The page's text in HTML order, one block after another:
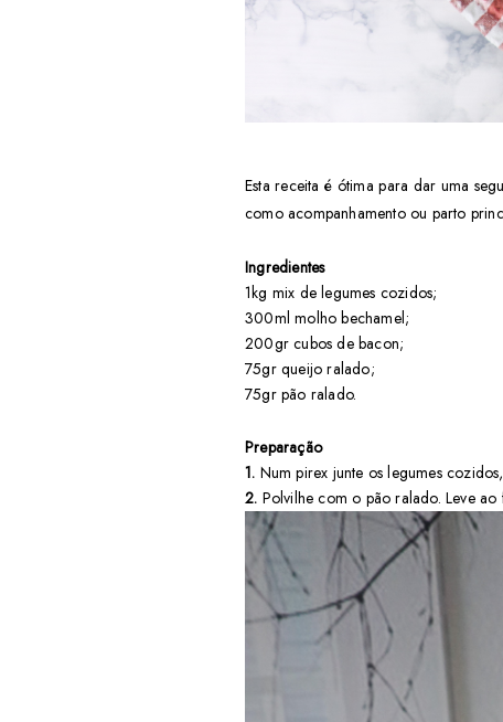
Esta receita é ótima para dar uma
como acompanhamento ou parto
Ingredientes
1kg mix de legumes cozidos;
300ml molho bechamel;
200gr cubos de bacon;
75gr queijo ralado;
75gr pão ralado.
Preparação
1. Num pirex junte os legumes
2. Polvilhe com o pão ralado. Leve